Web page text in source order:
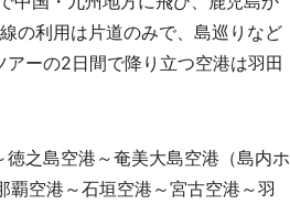
の利用は片道のみで、島巡りなど
ーの2日間で降り立つ空港は羽田
之島空港～奄美大島空港（島内ホ
空港～石垣空港～宮古空港～羽